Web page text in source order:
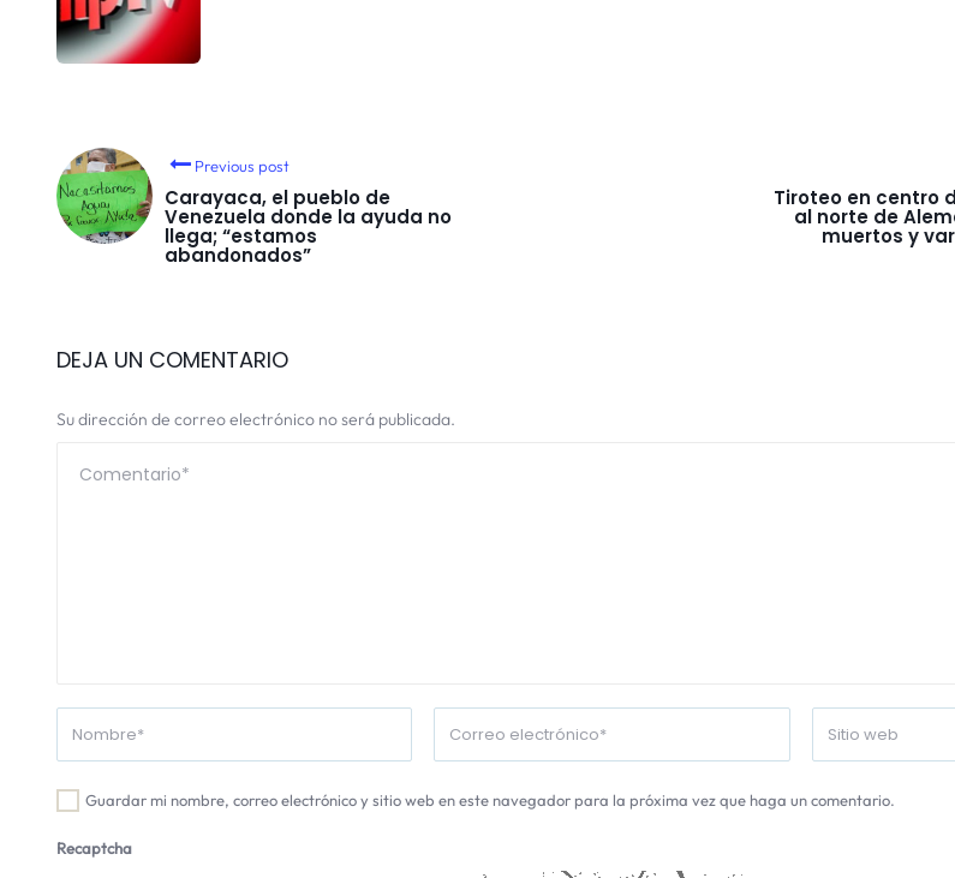
Previous post
Carayaca, el pueblo de
Venezuela donde la ayuda no
llega; “estamos
abandonados”
Tiroteo en centro
al norte de
muertos y
DEJA UN COMENTARIO
Su dirección de correo electrónico no será publicada.
Guardar mi nombre, correo electrónico y sitio web en este navegador para la próxima vez que haga un comentario.
Recaptcha